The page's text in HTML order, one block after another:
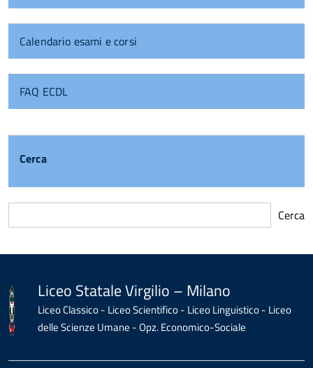
Calendario esami e corsi
FAQ ECDL
Cerca
Cerca
all'inizio
contenutoLiceo Statale Virgilio – Milano
Liceo Classico - Liceo Scientifico - Liceo Linguistico - Liceo
delle Scienze Umane - Opz. Economico-Sociale